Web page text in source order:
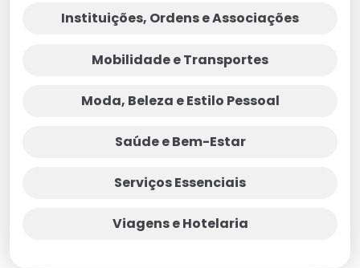
Instituições, Ordens e Associações
Mobilidade e Transportes
Moda, Beleza e Estilo Pessoal
Saúde e Bem-Estar
Serviços Essenciais
Viagens e Hotelaria